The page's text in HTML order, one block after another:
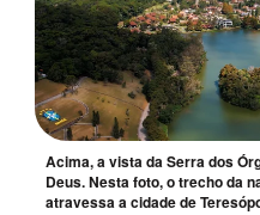
Acima, a vista da Serra dos
Deus. Nesta foto, o trecho da
atravessa a cidade de